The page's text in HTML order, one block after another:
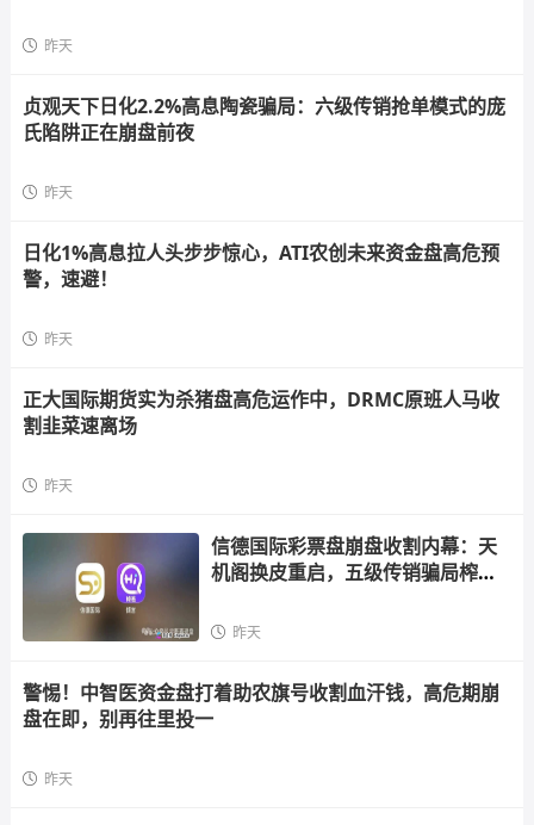
昨天
贞观天下日化2.2%高息陶瓷骗局：六级传销抢单模式的庞
氏陷阱正在崩盘前夜
昨天
日化1%高息拉人头步步惊心，ATI农创未来资金盘高危预
警，速避！
昨天
正大国际期货实为杀猪盘高危运作中，DRMC原班人马收
割韭菜速离场
昨天
信德国际彩票盘崩盘收割内幕：天
机阁换皮重启，五级传销骗局榨干
昨天
警惕！中智医资金盘打着助农旗号收割血汗钱，高危期崩
盘在即，别再往里投一
昨天